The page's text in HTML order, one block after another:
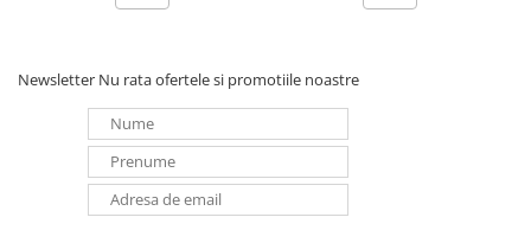
Newsletter Nu rata ofertele si promotiile noastre